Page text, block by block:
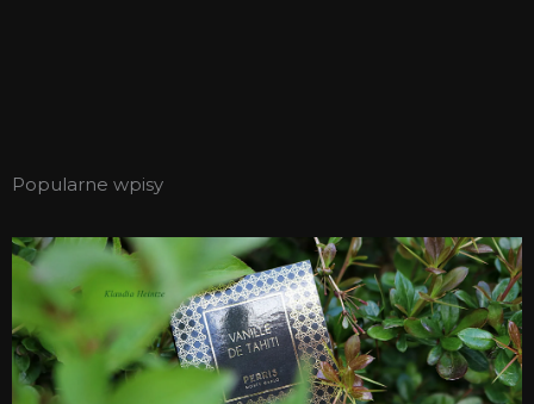
Popularne wpisy